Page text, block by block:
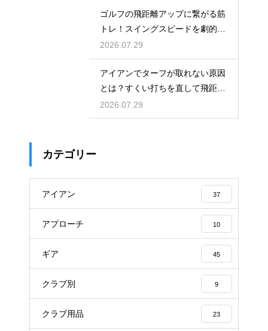
ゴルフの飛距離アップに繋がる筋
トレ！スイングスピードを劇的に
上げる鍛え方
2026.07.29
アイアンでターフが取れない原因
とは？すくい打ちを直して飛距離
を伸ばす
2026.07.29
カテゴリー
アイアン 37
アプローチ 10
ギア 45
クラブ別 9
クラブ用品 23